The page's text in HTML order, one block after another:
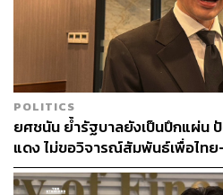
POLITICS
ยศชนัน ย้ำรัฐบาลยังเป็นปึกแผ่น
แดง ไม่ขอวิจารณ์สัมพันธ์เพื่อไท